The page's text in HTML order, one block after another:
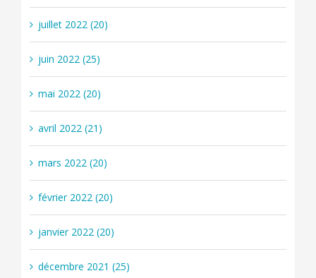
juillet 2022 (20)
juin 2022 (25)
mai 2022 (20)
avril 2022 (21)
mars 2022 (20)
février 2022 (20)
janvier 2022 (20)
décembre 2021 (25)